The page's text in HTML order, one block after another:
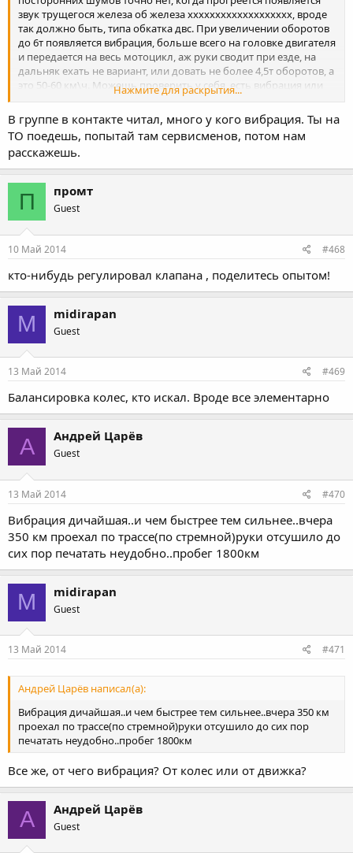
звук трущегося железа об железа ххххххххххххххххххх, вроде
так должно быть, типа обкатка двс. При увеличении оборотов
до 6т появляется вибрация, больше всего на головке двигателя
и передается на весь мотоцикл, аж руки сводит при езде, на
дальняк ехать не вариант, или довать не более 4,5т оборотов, а
это 50-60 км\ч. Можешь проверить у себя, есть вибрация или
нет, а то мне на 1ое то ехать, хочу сказать чтоб устраняли.
Нажмите для раскрытия...
В группе в контакте читал, много у кого вибрация. Ты на
ТО поедешь, попытай там сервисменов, потом нам
расскажешь.
П промт
Guest
10 Май 2014 #468
кто-нибудь регулировал клапана , поделитесь опытом!
M midirapan
Guest
13 Май 2014 #469
Балансировка колес, кто искал. Вроде все элементарно
А Андрей Царёв
Guest
13 Май 2014 #470
Вибрация дичайшая..и чем быстрее тем сильнее..вчера
350 км проехал по трассе(по стремной)руки отсушило до
сих пор печатать неудобно..пробег 1800км
M midirapan
Guest
13 Май 2014 #471
Андрей Царёв написал(а):
Вибрация дичайшая..и чем быстрее тем сильнее..вчера 350 км
проехал по трассе(по стремной)руки отсушило до сих пор
печатать неудобно..пробег 1800км
Все же, от чего вибрация? От колес или от движка?
А Андрей Царёв
Guest